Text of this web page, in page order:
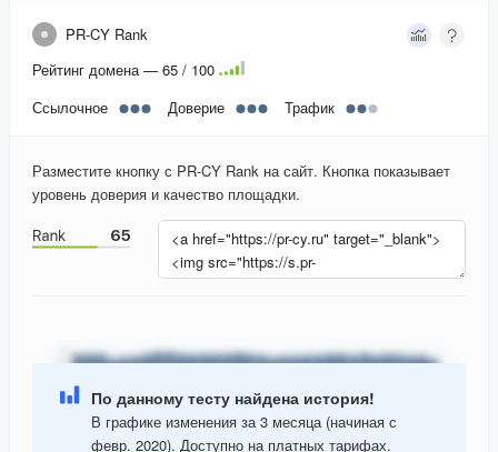
PR-CY Rank
Рейтинг домена — 65 / 100
Ссылочное
Доверие Трафик
Разместите кнопку с PR-CY Rank на сайт. Кнопка показывает
уровень доверия и качество площадки.
По данному тесту найдена история!
В графике изменения за 3 месяца (начиная с
февр. 2020). Доступно на платных тарифах.